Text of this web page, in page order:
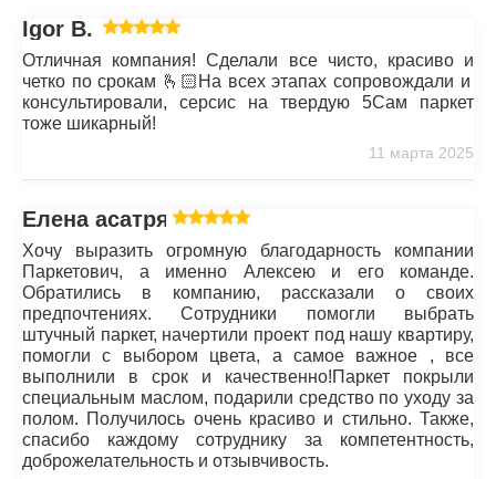
Igor B.
Отличная компания! Сделали все чисто, красиво и
четко по срокам 🫰🏻На всех этапах сопровождали и
консультировали, серсис на твердую 5Сам паркет
тоже шикарный!
11 марта 2025
Елена асатрян
Хочу выразить огромную благодарность компании
Паркетович, а именно Алексею и его команде.
Обратились в компанию, рассказали о своих
предпочтениях. Сотрудники помогли выбрать
штучный паркет, начертили проект под нашу квартиру,
помогли с выбором цвета, а самое важное , все
выполнили в срок и качественно!Паркет покрыли
специальным маслом, подарили средство по уходу за
полом. Получилось очень красиво и стильно. Также,
спасибо каждому сотруднику за компетентность,
доброжелательность и отзывчивость.